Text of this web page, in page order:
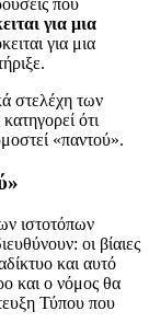
για μια
για μια
στελέχη των
ότι
«παντού».
ιστοτόπων
οι βίαιες
και αυτό
και ο νόμος θα
Τύπου που